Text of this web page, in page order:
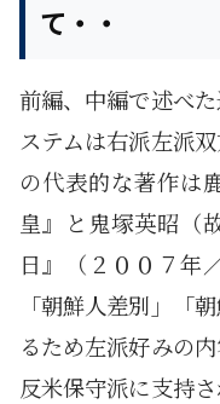
て・・
前編、中編で述べ
ステムは右派左派
の代表的な著作は
皇』と鬼塚英昭（
日』（２００７年
「朝鮮人差別」「
るため左派好みの
反米保守派に支持